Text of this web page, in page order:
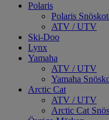
Polaris
Polaris
ATV / UTV
Ski-Doo
Lynx
Yamaha
ATV / UTV
Yamaha
Arctic Cat
ATV / UTV
Arctic Cat